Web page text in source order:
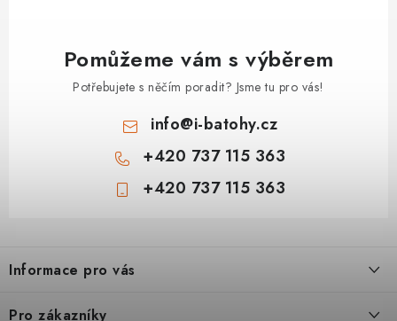
Pomůžeme vám s výběrem
Potřebujete s něčím poradit? Jsme tu pro vás!
info@i-batohy.cz
+420 737 115 363
+420 737 115 363
p
a
Informace pro vás
Doprava a platba
Pro zákazníky